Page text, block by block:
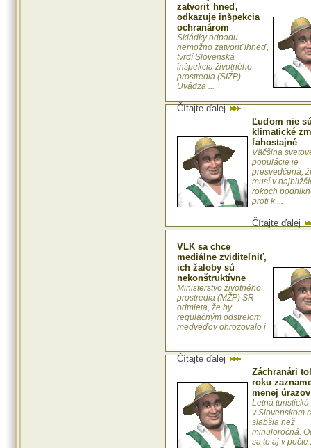
zatvoriť hneď,
odkazuje inšpekcia
ochranárom
Skládky odpadu
nemožno zatvoriť ihneď,
tvrdí Slovenská
inšpekcia životného
prostredia (SIŽP).
Uvádza ...
Čítajte ďalej
Ľuďom nie
klimatické
ľahostajné
Väčšina
populácie je
presvedčená,
musí v
rokoch
proti k ...
Čítajte ďalej
VLK sa chce
mediálne zviditeľniť,
ich žaloby sú
nekonštruktívne
Ministerstvo životného
prostredia (MŽP) SR
odmieta, že by
regulačným odstrelom
medveďov ohrozovalo i
...
Čítajte ďalej
Záchranári
roku
menej úrazov
Letná
v Slovenskom
slabšia než
minuloročná.
sa to aj v počte